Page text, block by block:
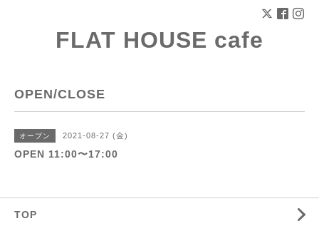
FLAT HOUSE cafe
OPEN/CLOSE
オープン 2021-08-27 (金)
OPEN 11:00〜17:00
TOP